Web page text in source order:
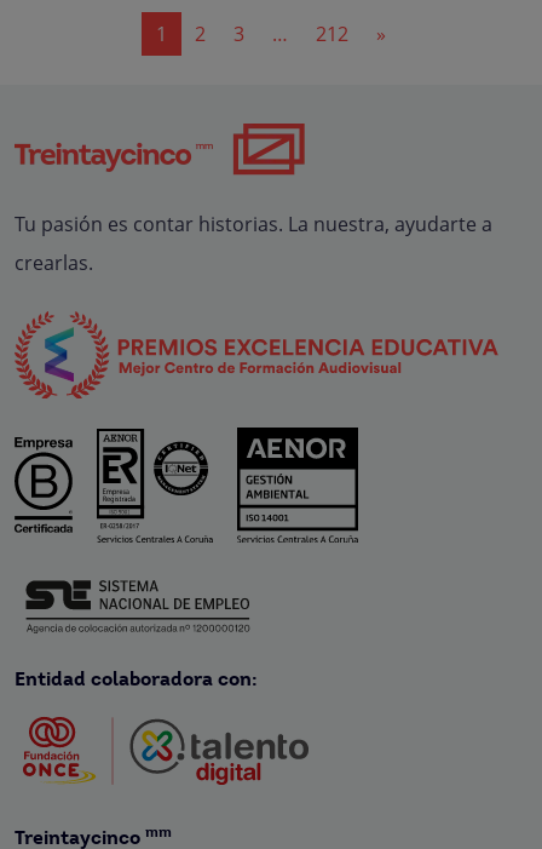
1 2 3 … 212 »
Tu pasión es contar historias. La nuestra, ayudarte a
crearlas.
Entidad colaboradora con:
Treintaycinco mm